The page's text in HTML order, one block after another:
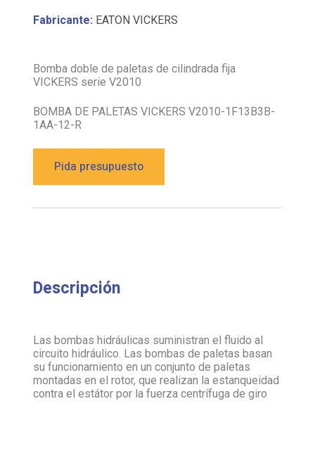
Fabricante: EATON VICKERS
Bomba doble de paletas de cilindrada fija
VICKERS serie V2010
BOMBA DE PALETAS VICKERS V2010-1F13B3B-
1AA-12-R
Pida presupuesto
Descripción
Las bombas hidráulicas suministran el fluido al
circuito hidráulico. Las bombas de paletas basan
su funcionamiento en un conjunto de paletas
montadas en el rotor, que realizan la estanqueidad
contra el estátor por la fuerza centrífuga de giro